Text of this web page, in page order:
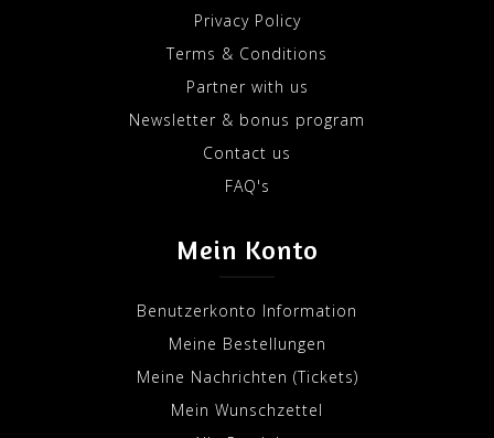
Privacy Policy
Terms & Conditions
Partner with us
Newsletter & bonus program
Contact us
FAQ's
Mein Konto
Benutzerkonto Information
Meine Bestellungen
Meine Nachrichten (Tickets)
Mein Wunschzettel